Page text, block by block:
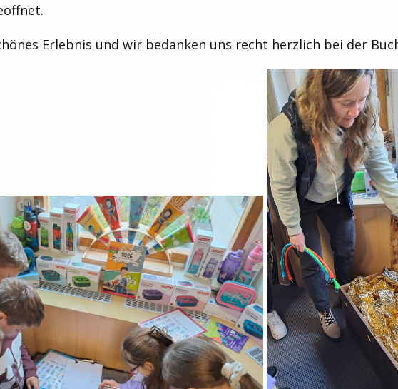
Erlebnis und wir bedanken uns recht herzlich bei der